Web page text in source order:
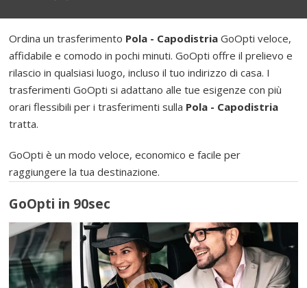
Ordina un trasferimento Pola - Capodistria GoOpti veloce,
affidabile e comodo in pochi minuti. GoOpti offre il prelievo e
rilascio in qualsiasi luogo, incluso il tuo indirizzo di casa. I
trasferimenti GoOpti si adattano alle tue esigenze con più
orari flessibili per i trasferimenti sulla Pola - Capodistria
tratta.
GoOpti è un modo veloce, economico e facile per
raggiungere la tua destinazione.
GoOpti in 90sec